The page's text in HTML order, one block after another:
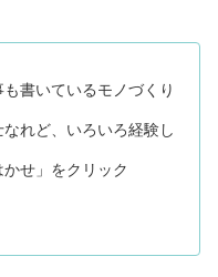
書いているモノづくり
れど、いろいろ経験し
せ」をクリック